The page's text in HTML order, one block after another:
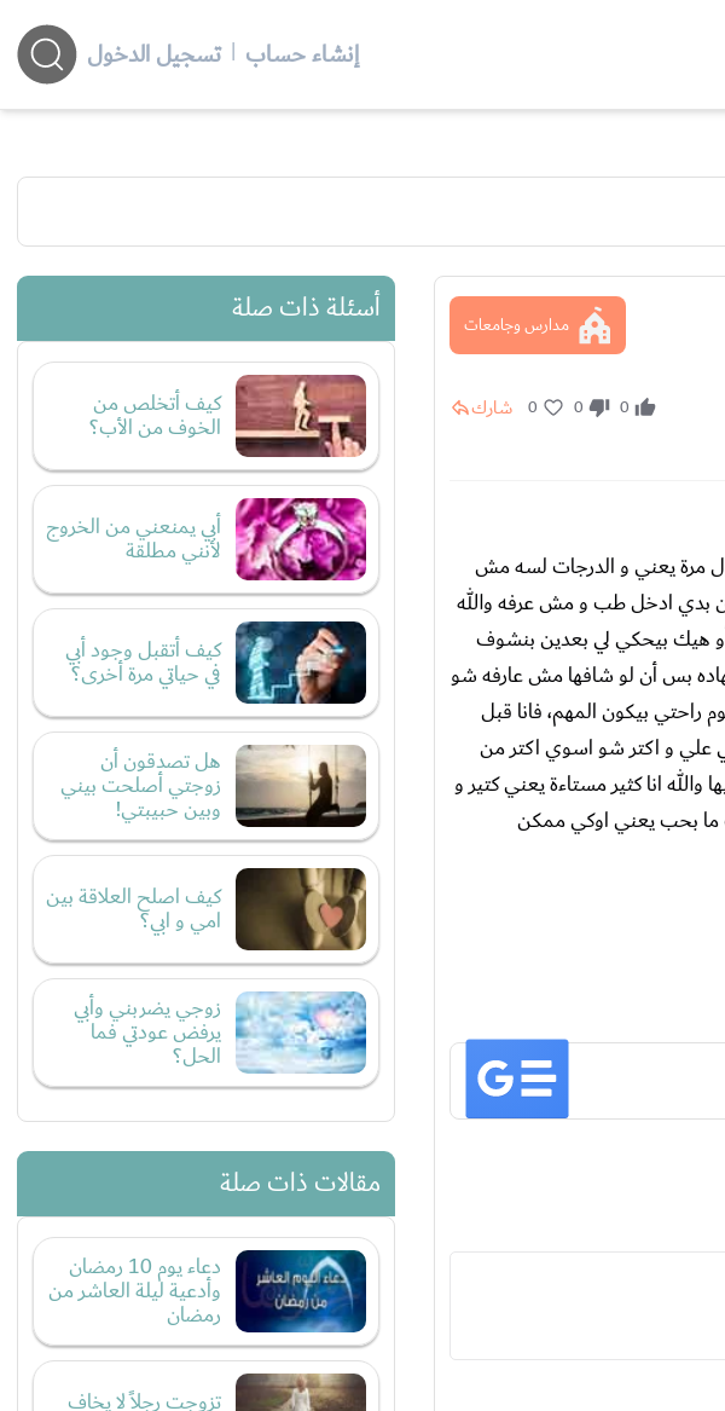
إنشاء حساب | تسجيل الدخول
مدارس وجامعات
0
0
0 شارك
مرة يعني و الدرجات لسه مش
لان بدي ادخل طب و مش عرفه والله
أو هيك بيحكي لي بعدين بنشوف
بس أن لو شافها مش عارفه شو
بيكون المهم، فانا قبل
بس والله انا بعمل الي علي و اكتر شو اسوي اكتر من
بعرفش شو اسمها جابت 98 طب انا شو دخلني فيها والله انا كثير مستاءة يعني كتير و
ما بحب يعني اوكي ممكن
أسئلة ذات صلة
كيف أتخلص من
الخوف من الأب؟
أبي يمنعني من الخروج
لأنني مطلقة
كيف أتقبل وجود أبي
في حياتي مرة أخرى؟
هل تصدقون أن
زوجتي أصلحت بيني
وبين حبيبتي!
كيف اصلح العلاقة بين
امي و ابي؟
زوجي يضربني وأبي
يرفض عودتي فما
الحل؟
مقالات ذات صلة
دعاء يوم 10 رمضان
وأدعية ليلة العاشر من
رمضان
تزوجت رجلاً لا يخاف